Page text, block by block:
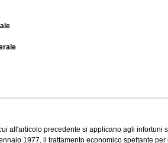
all'articolo precedente si applicano agli infortuni
1977, il trattamento economico spettante